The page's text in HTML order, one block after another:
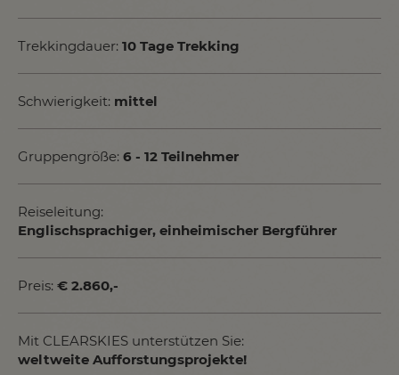
Trekkingdauer: 10 Tage Trekking
Schwierigkeit: mittel
Gruppengröße: 6 - 12 Teilnehmer
Reiseleitung:
Englischsprachiger, einheimischer Bergführer
Preis: € 2.860,-
Mit CLEARSKIES unterstützen Sie:
weltweite Aufforstungsprojekte!